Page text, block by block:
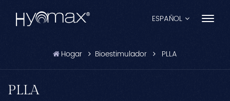
ESPAÑOL
Hogar Bioestimulador PLLA
PLLA